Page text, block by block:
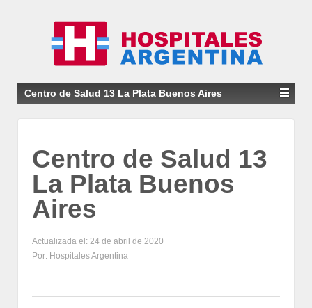
Centro de Salud 13 La Plata Buenos Aires
Centro de Salud 13
La Plata Buenos
Aires
Actualizada el: 24 de abril de 2020
Por: Hospitales Argentina